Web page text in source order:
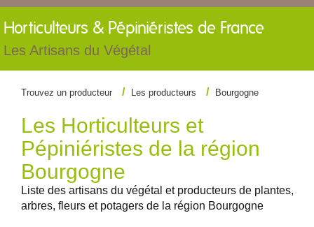
Horticulteurs & Pépiniéristes de France
Les Artisans du Végétal
Trouvez un producteur Les producteurs Bourgogne
Les Horticulteurs et
Pépiniéristes de la région
Bourgogne
Liste des artisans du végétal et producteurs de plantes,
arbres, fleurs et potagers de la région Bourgogne